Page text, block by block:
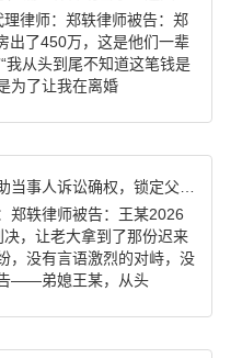
律师：郑轶律师被告：郑
出了450万，这是他们一辈
我从头到尾不知道这笔钱是
为了让我在离婚
郑轶律师被告：王某2026
，让老大拿到了那份迟来
，没有言语激烈的对峙，没
——弟媳王某，从头